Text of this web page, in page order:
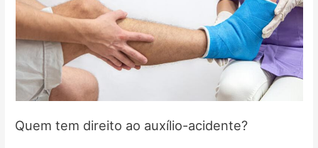
Quem tem direito ao auxílio-acidente?